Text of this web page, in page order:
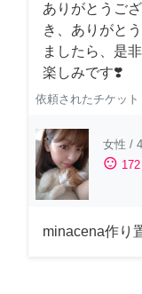
ありがとうご
き、ありがと
ましたら、是
楽しみです❣️
依頼されたチケット
女性 /
sentiment_satisfied 172
minacena作り